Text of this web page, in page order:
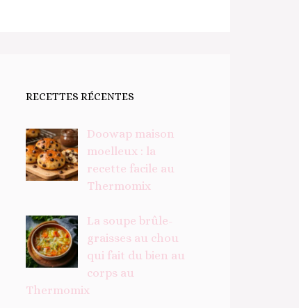
RECETTES RÉCENTES
Doowap maison
moelleux : la
recette facile au
Thermomix
La soupe brûle-
graisses au chou
qui fait du bien au
corps au
Thermomix